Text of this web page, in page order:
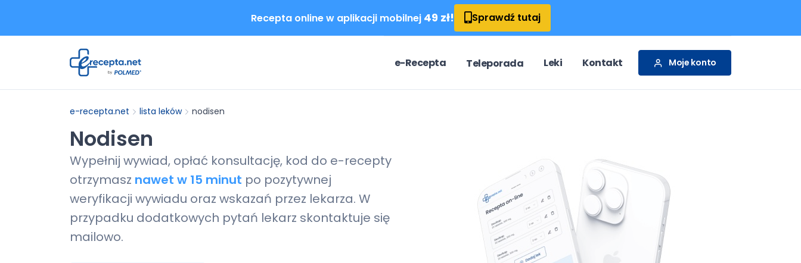
Recepta online w aplikacji mobilnej 49 zł! Sprawdź tutaj
e-Recepta Teleporada Leki Kontakt Moje konto
e-recepta.net lista leków nodisen
Nodisen
Wypełnij wywiad, opłać konsultację, kod do e-recepty
otrzymasz nawet w 15 minut po pozytywnej
weryfikacji wywiadu oraz wskazań przez lekarza. W
przypadku dodatkowych pytań lekarz skontaktuje się
mailowo.